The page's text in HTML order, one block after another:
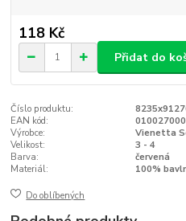
118 Kč
Přidat do
Číslo produktu:
EAN kód:
Výrobce:
Vienetta
Velikost:
3 - 4
Barva:
červená
Materiál:
100%
Do oblíbených